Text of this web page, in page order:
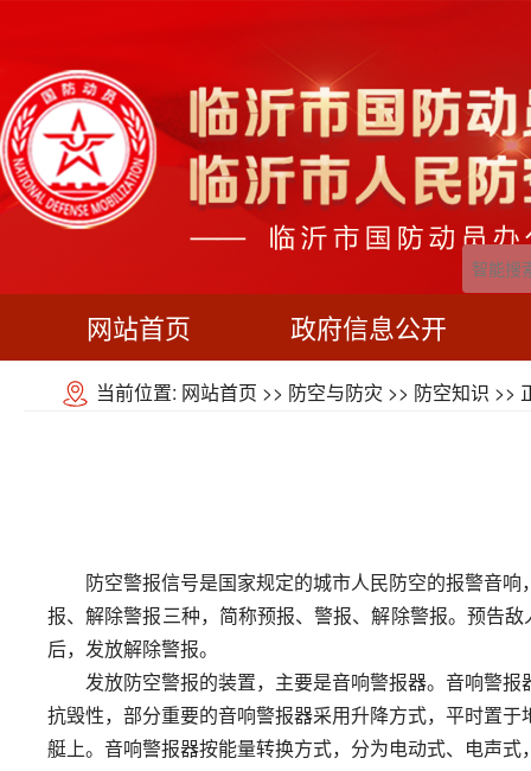
网站首页 政府信息公开
当前位置: 网站首页 >> 防空与防灾 >> 防空知识 >>
防空警报信号是国家规定的城市人民防空的报警音
报、解除警报三种，简称预报、警报、解除警报。预告
后，发放解除警报。
发放防空警报的装置，主要是音响警报器。音响警
抗毁性，部分重要的音响警报器采用升降方式，平时置
艇上。音响警报器按能量转换方式，分为电动式、电声